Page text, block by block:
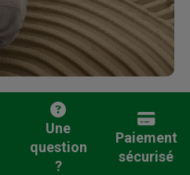
Une
question
?
Paiement
sécurisé